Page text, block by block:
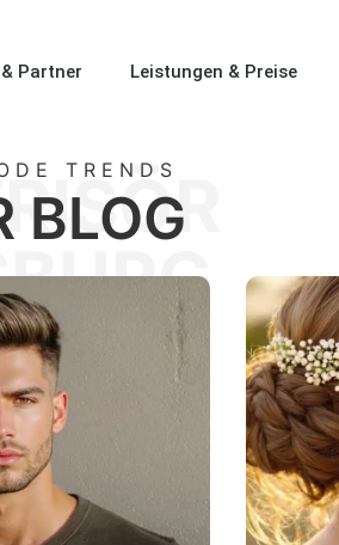
Partner Leistungen & Preise
TRENDS
BLOG